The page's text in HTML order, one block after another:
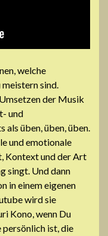
welche
sind.
der Musik
und
als üben, üben, üben.
und emotionale
Kontext und der Art
singt. Und dann
in einem eigenen
wird sie
Kono, wenn Du
persönlich ist, die